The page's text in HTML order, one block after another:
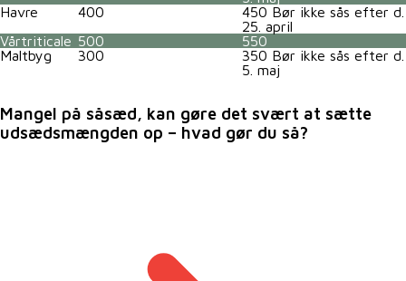
Havre
400
450 Bør ikke sås efter d.
25. april
Vårtriticale 500
550
Maltbyg
300
350 Bør ikke sås efter d.
5. maj
Mangel på såsæd, kan gøre det svært at sætte
udsædsmængden op – hvad gør du så?